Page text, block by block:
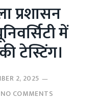
प्रशासन
में
टेस्टिंग।
2, 2025
NO COMMENTS